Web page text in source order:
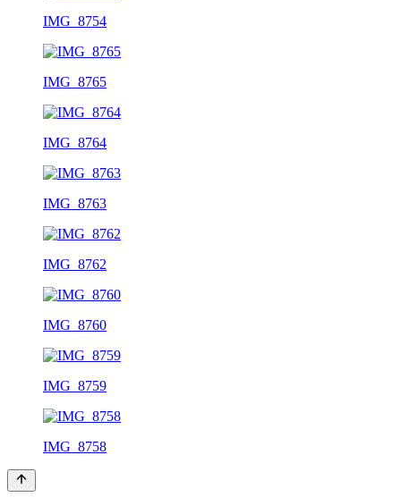
IMG_8754
IMG_8765
IMG_8764
IMG_8763
IMG_8762
IMG_8760
IMG_8759
IMG_8758